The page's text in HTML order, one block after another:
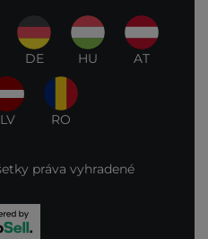
DE HU AT
LV RO
práva vyhradené